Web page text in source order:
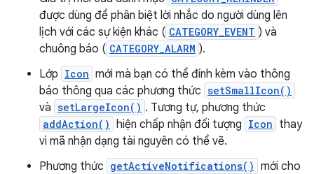
được dùng để phân biệt lời nhắc do người dùng lên
lịch với các sự kiện khác ( CATEGORY_EVENT ) và
chuông báo ( CATEGORY_ALARM ).
Lớp Icon mới mà bạn có thể đính kèm vào thông
báo thông qua các phương thức setSmallIcon()
và setLargeIcon() . Tương tự, phương thức
addAction() hiện chấp nhận đối tượng Icon thay
vì mã nhận dạng tài nguyên có thể vẽ.
Phương thức getActiveNotifications() mới cho